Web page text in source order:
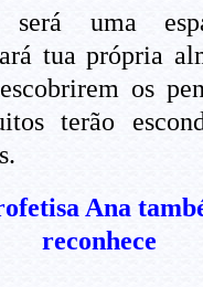
uma
tua própria
os
terão
Ana
reconhece